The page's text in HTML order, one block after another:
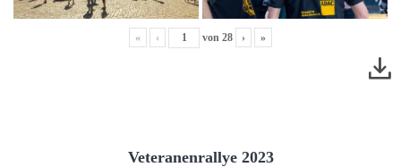
« ‹ von 28 › »
Veteranenrallye 2023